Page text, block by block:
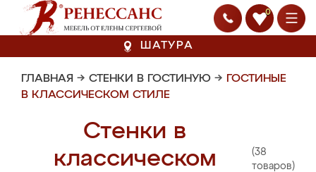
0
ШАТУРА
ГЛАВНАЯ → СТЕНКИ В ГОСТИНУЮ → ГОСТИНЫЕ
В КЛАССИЧЕСКОМ СТИЛЕ
Стенки в
классическом
(38
товаров)